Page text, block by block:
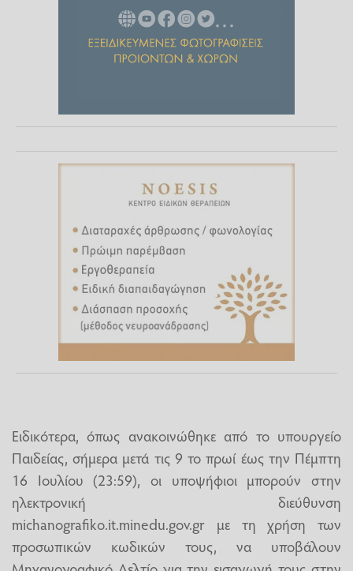
Ειδικότερα, όπως ανακοινώθηκε από το υπουργείο
Παιδείας, σήμερα μετά τις 9 το πρωί έως την Πέμπτη
16 Ιουλίου (23:59), οι υποψήφιοι μπορούν στην
ηλεκτρονική διεύθυνση
michanografiko.it.minedu.gov.gr με τη χρήση των
προσωπικών κωδικών τους, να υποβάλουν